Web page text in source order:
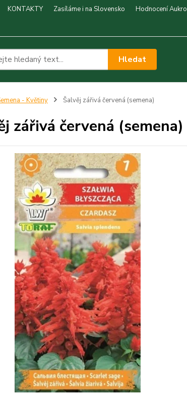
KONTAKTY Zasíláme i na Slovensko
Hodnocení Aukro
Hledat
- Květiny Šalvěj zářivá červená (semena)
zářivá červená (semena)